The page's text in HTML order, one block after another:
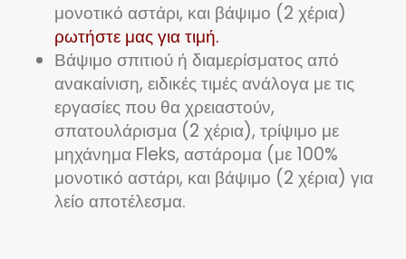
μονοτικό αστάρι, και βάψιμο (2 χέρια)
ρωτήστε μας για τιμή.
Βάψιμο σπιτιού ή διαμερίσματος από
ανακαίνιση, ειδικές τιμές ανάλογα με τις
εργασίες που θα χρειαστούν,
σπατουλάρισμα (2 χέρια), τρίψιμο με
μηχάνημα Fleks, αστάρομα (με 100%
μονοτικό αστάρι, και βάψιμο (2 χέρια) για
λείο αποτέλεσμα.